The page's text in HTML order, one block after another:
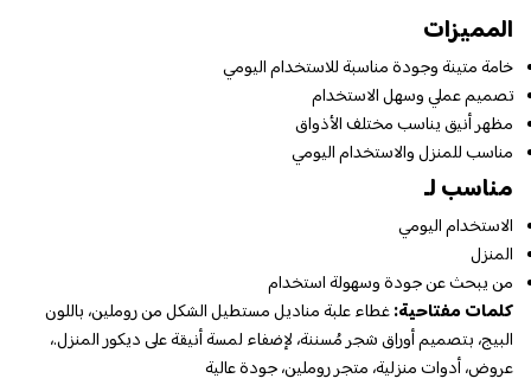
المميزات
خامة متينة وجودة مناسبة للاستخدام اليومي
تصميم عملي وسهل الاستخدام
مظهر أنيق يناسب مختلف الأذواق
مناسب للمنزل والاستخدام اليومي
مناسب لـ
الاستخدام اليومي
المنزل
من يبحث عن جودة وسهولة استخدام
كلمات مفتاحية:غطاء علبة مناديل مستطيل الشكل من روملين، باللون
البيج، بتصميم أوراق شجر مُسننة، لإضفاء لمسة أنيقة على ديكور المنزل.،
عروض، أدوات منزلية، متجر روملين، جودة عالية